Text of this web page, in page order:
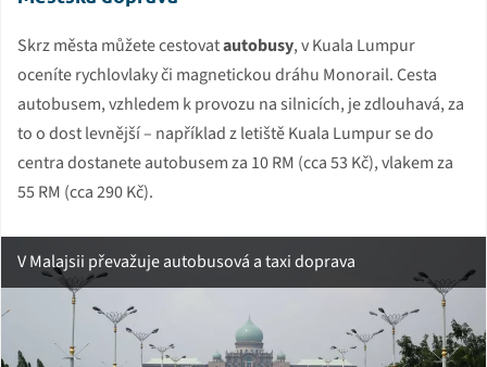
Skrz města můžete cestovatautobusy, v Kuala Lumpur
oceníte rychlovlaky či magnetickou dráhu Monorail. Cesta
autobusem, vzhledem k provozu na silnicích, je zdlouhavá, za
to o dost levnější – například z letiště Kuala Lumpur se do
centra dostanete autobusem za 10 RM (cca 53 Kč), vlakem za
55 RM (cca 290 Kč).
V Malajsii převažuje autobusová a taxi doprava